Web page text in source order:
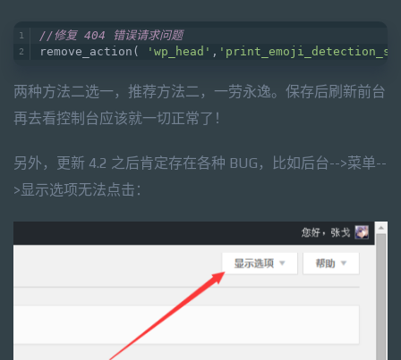
//修复 404 错误请求问题
remove_action(
'wp_head' ,
两种方法二选一，推荐方法二，一劳永逸。保存后刷新前台
再去看控制台应该就一切正常了！
另外，更新 4.2 之后肯定存在各种 BUG，比如后台-->菜单--
>显示选项无法点击：